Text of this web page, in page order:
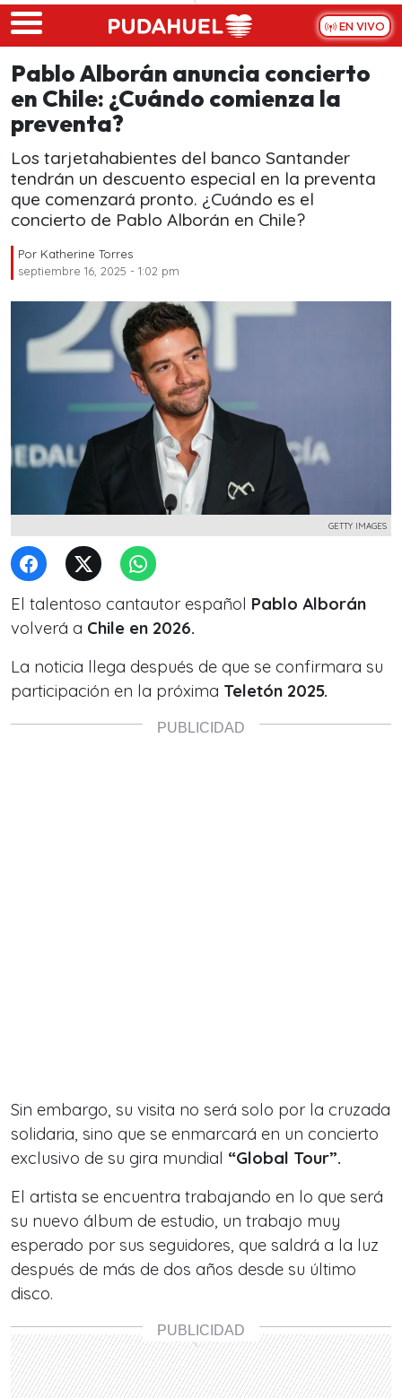
Skip to main content
EN VIVO
Pablo Alborán anuncia concierto
en Chile: ¿Cuándo comienza la
preventa?
Los tarjetahabientes del banco Santander
tendrán un descuento especial en la preventa
que comenzará pronto. ¿Cuándo es el
concierto de Pablo Alborán en Chile?
Por Katherine Torres
septiembre 16, 2025 - 1:02 pm
GETTY IMAGES
El talentoso cantautor español Pablo Alborán
volverá a Chile en 2026.
La noticia llega después de que se confirmara su
participación en la próxima Teletón 2025.
Sin embargo, su visita no será solo por la cruzada
solidaria, sino que se enmarcará en un concierto
exclusivo de su gira mundial “Global Tour”.
El artista se encuentra trabajando en lo que será
su nuevo álbum de estudio, un trabajo muy
esperado por sus seguidores, que saldrá a la luz
después de más de dos años desde su último
disco.